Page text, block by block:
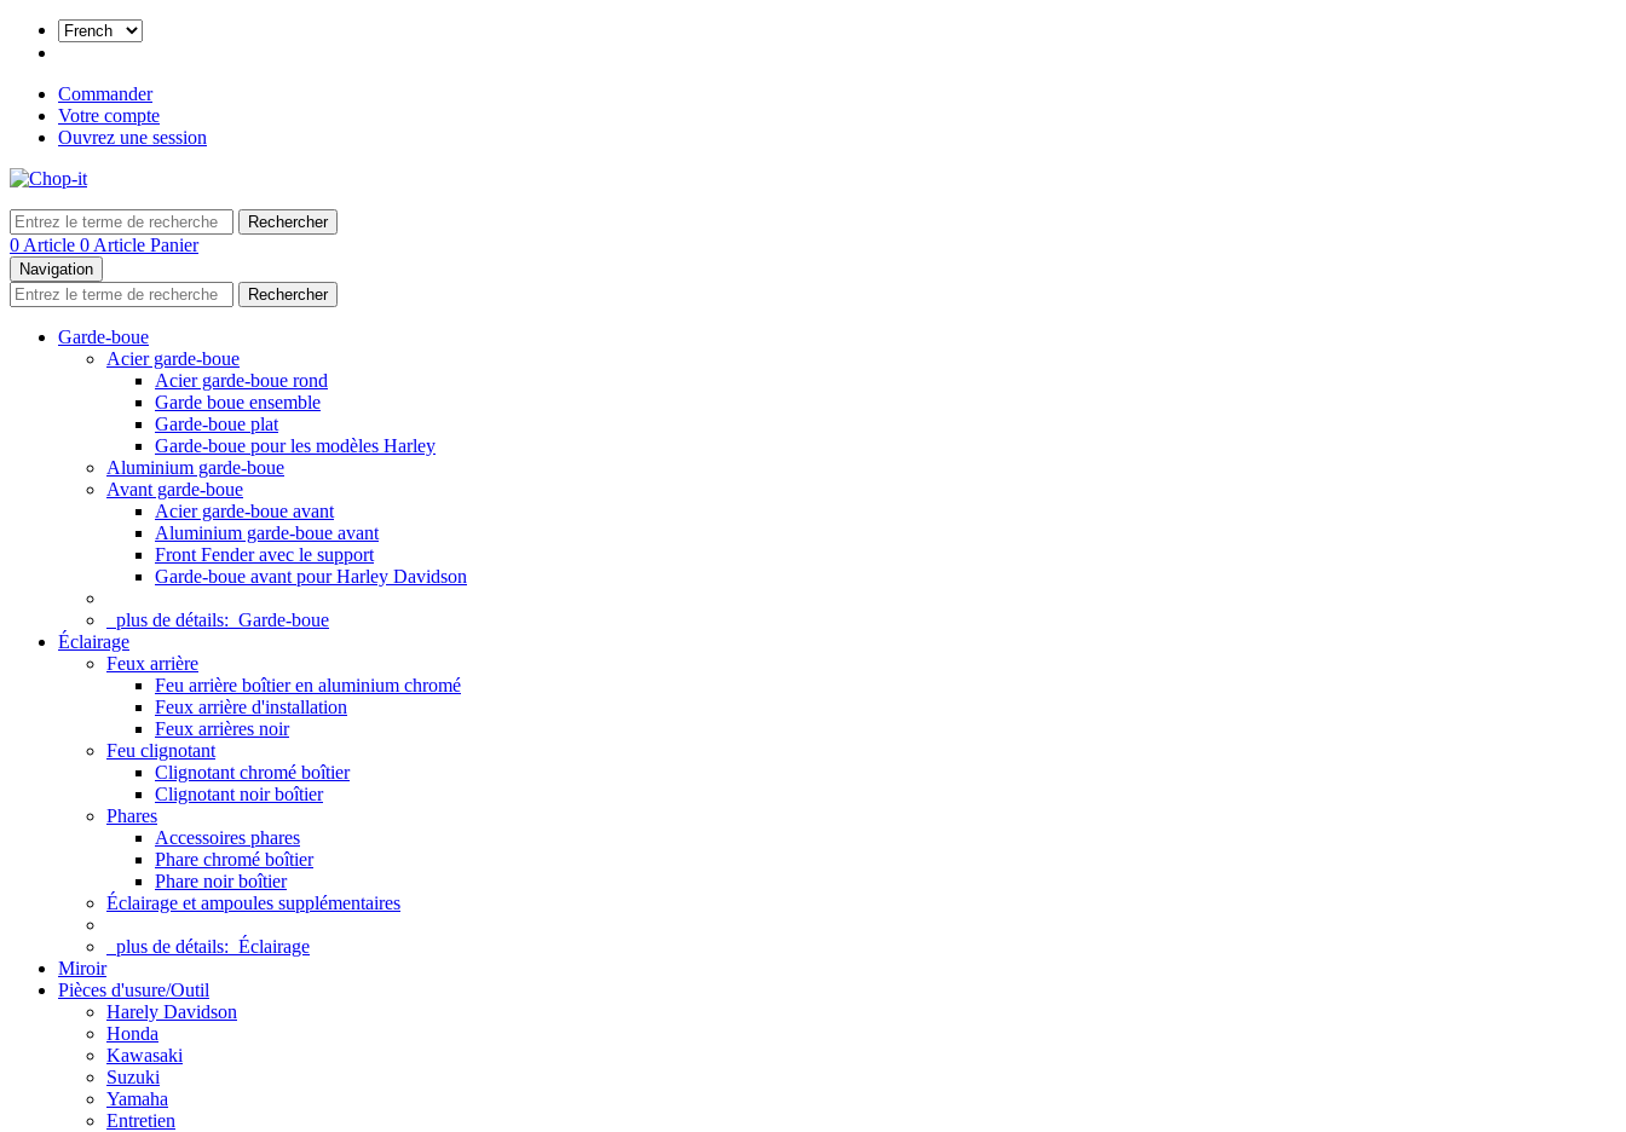
Commander
Votre compte
Ouvrez une session
Rechercher
0 Article 0 Article Panier
Navigation
Rechercher
Garde-boue
Acier garde-boue
Acier garde-boue rond
Garde boue ensemble
Garde-boue plat
Garde-boue pour les modèles Harley
Aluminium garde-boue
Avant garde-boue
Acier garde-boue avant
Aluminium garde-boue avant
Front Fender avec le support
Garde-boue avant pour Harley Davidson
plus de détails: Garde-boue
Éclairage
Feux arrière
Feu arrière boîtier en aluminium chromé
Feux arrière d'installation
Feux arrières noir
Feu clignotant
Clignotant chromé boîtier
Clignotant noir boîtier
Phares
Accessoires phares
Phare chromé boîtier
Phare noir boîtier
Éclairage et ampoules supplémentaires
plus de détails: Éclairage
Miroir
Pièces d'usure/Outil
Harely Davidson
Honda
Kawasaki
Suzuki
Yamaha
Entretien